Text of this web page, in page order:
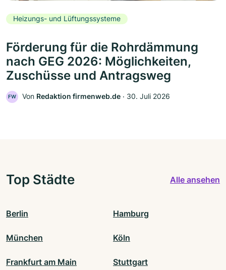
Heizungs- und Lüftungssysteme
Förderung für die Rohrdämmung
nach GEG 2026: Möglichkeiten,
Zuschüsse und Antragsweg
FW Von Redaktion firmenweb.de ‧ 30. Juli 2026
Top Städte Alle ansehen
Berlin Hamburg
München Köln
Frankfurt am Main Stuttgart